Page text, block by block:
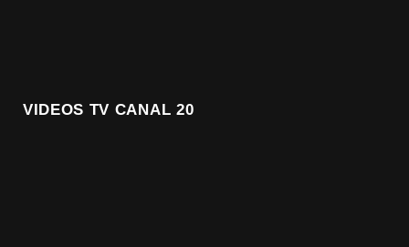
VIDEOS TV CANAL 20